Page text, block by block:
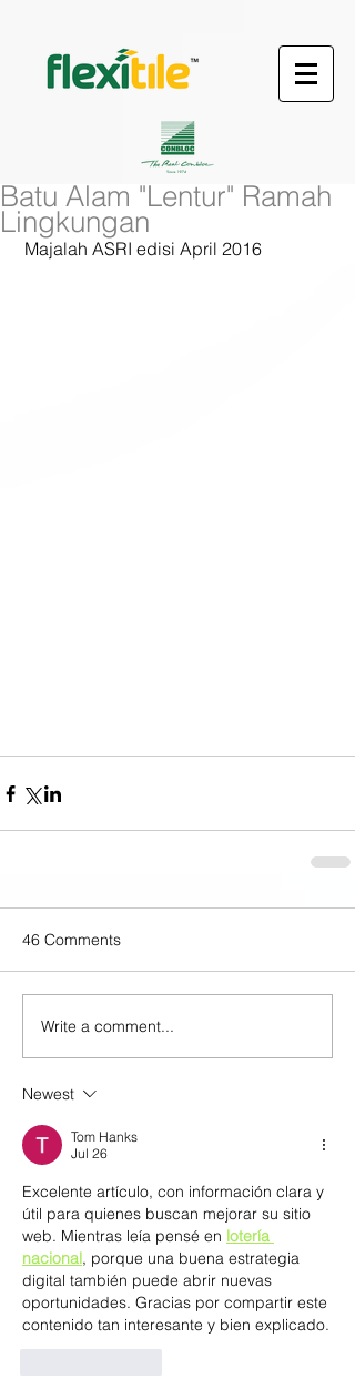
Batu Alam "Lentur" Ramah
Lingkungan
Majalah ASRI edisi April 2016
46 Comments
Write a comment...
Newest
Tom Hanks
Jul 26
Excelente artículo, con información clara y
útil para quienes buscan mejorar su sitio
web. Mientras leía pensé en lotería
nacional, porque una buena estrategia
digital también puede abrir nuevas
oportunidades. Gracias por compartir este
contenido tan interesante y bien explicado.